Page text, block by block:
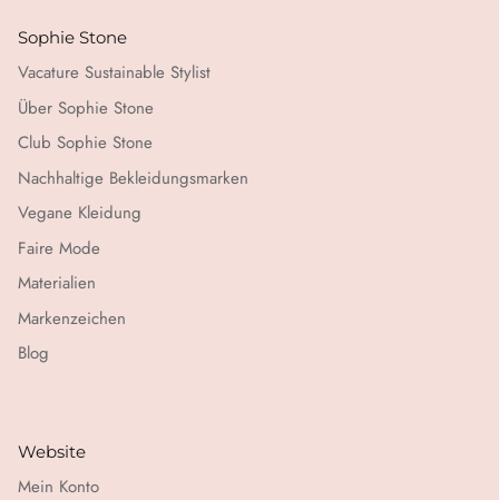
Sophie Stone
Vacature Sustainable Stylist
Über Sophie Stone
Club Sophie Stone
Nachhaltige Bekleidungsmarken
Vegane Kleidung
Faire Mode
Materialien
Markenzeichen
Blog
Website
Mein Konto